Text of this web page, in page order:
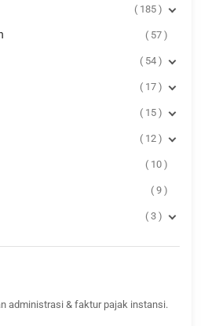
185
57
54
17
15
12
10
9
3
administrasi & faktur pajak instansi.